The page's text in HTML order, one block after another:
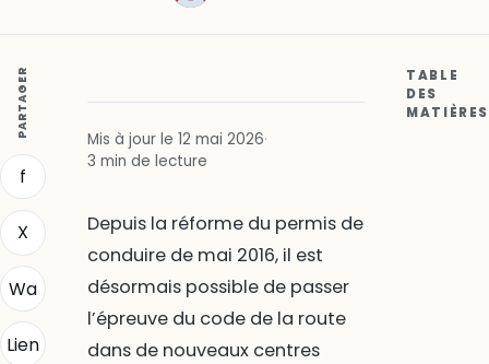
PARTAGER
f
X
Wa
Lien
Mis à jour le 12 mai 2026·
3 min de lecture
Depuis la réforme du permis de
conduire de mai 2016, il est
désormais possible de passer
l’épreuve du code de la route
dans de nouveaux centres
TABLE
DES
MATIÈRES